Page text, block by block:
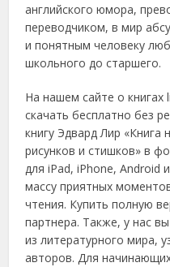
английского юмора,
переводчиком, в мир
и понятным человеку
школьного до старшего.
На нашем сайте о
скачать бесплатно без
книгу Эдвард Лир «Книга
рисунков и стишков» в
для iPad, iPhone, Android
массу приятных
чтения. Купить полную
партнера. Также, у нас
из литературного мира,
авторов. Для